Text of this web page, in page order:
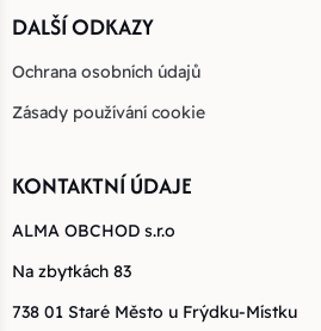
DALŠÍ ODKAZY
Ochrana osobních údajů
Zásady používání cookie
KONTAKTNÍ ÚDAJE
ALMA OBCHOD s.r.o
Na zbytkách 83
738 01 Staré Město u Frýdku-Místku